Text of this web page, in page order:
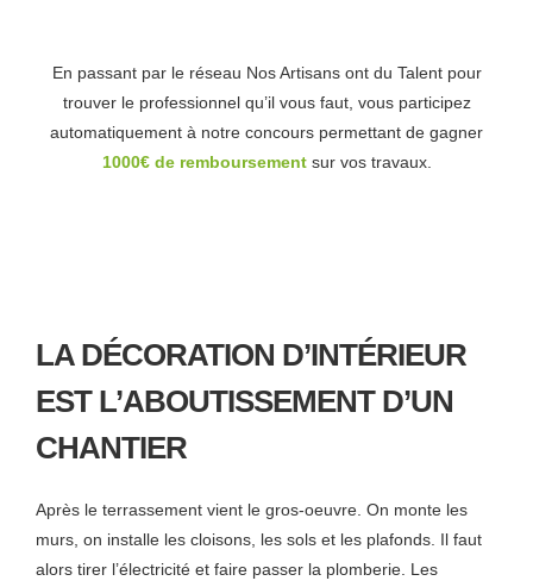
En passant par le réseau Nos Artisans ont du Talent pour
trouver le professionnel qu’il vous faut, vous participez
automatiquement à notre concours permettant de gagner
1000€ de remboursementsur vos travaux.
LA DÉCORATION D’INTÉRIEUR
EST L’ABOUTISSEMENT D’UN
CHANTIER
Après le terrassement vient le gros-oeuvre. On monte les
murs, on installe les cloisons, les sols et les plafonds. Il faut
alors tirer l’électricité et faire passer la plomberie. Les